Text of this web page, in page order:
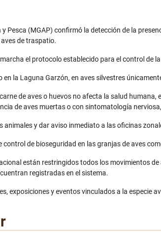
Pesca (MGAP) confirmó la detección de la
de traspatio.
el protocolo establecido para el control de
en la Laguna Garzón, en aves silvestres
de aves o huevos no afecta la salud
de aves muertas o con sintomatología
y dar aviso inmediato a las oficinas
de bioseguridad en las granjas de aves
están restringidos todos los movimientos
registradas en el sistema.
exposiciones y eventos vinculados a la especie